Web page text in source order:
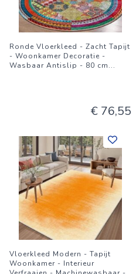
Ronde Vloerkleed - Zacht Tapijt
- Woonkamer Decoratie -
Wasbaar Antislip - 80 cm...
€ 76,55
Vloerkleed Modern - Tapijt
Woonkamer - Interieur